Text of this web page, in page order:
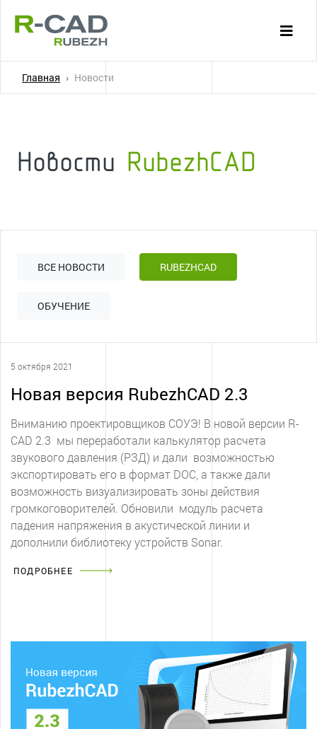
Главная Новости
Новости RubezhCAD
ВСЕ НОВОСТИ RUBEZHCAD
ОБУЧЕНИЕ
5 октября 2021
Новая версия RubezhCAD 2.3
Вниманию проектировщиков СОУЭ! В новой версии R-
CAD 2.3 мы переработали калькулятор расчета
звукового давления (РЗД) и дали возможностью
экспортировать его в формат DOC, а также дали
возможность визуализировать зоны действия
громкоговорителей. Обновили модуль расчета
падения напряжения в акустической линии и
дополнили библиотеку устройств Sonar.
ПОДРОБНЕЕ